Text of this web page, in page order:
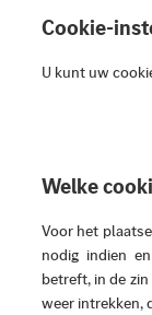
Cookie-
U kunt uw
Welke
Voor het
nodig indien
betreft, in de
weer intrekken,